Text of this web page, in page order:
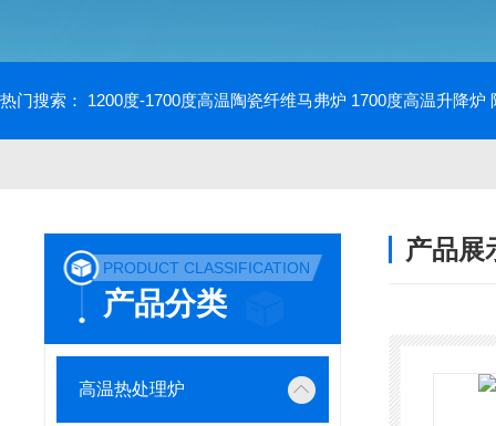
热门搜索： 1200度-1700度高温陶瓷纤维马弗炉 1700度高温升降炉
PRODUCT CLASSIFICATION
产品分类
高温热处理炉
产品展